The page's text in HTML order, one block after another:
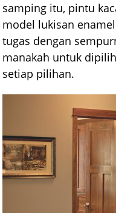
samping itu, pintu
model lukisan
tugas dengan
manakah untuk
setiap pilihan.